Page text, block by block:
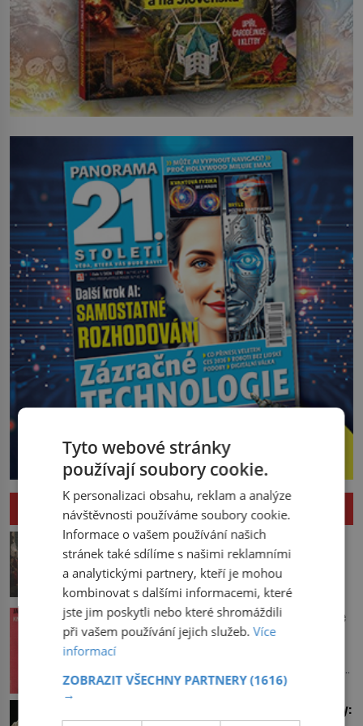
HISTORIE
Pád Maximiliena Robespierra: Zuřivého
jakobína nikdo nelitoval?
V horké letní noci trpí Robespierre
krutými bolestmi. Zmítá se na lůžku a
hlavou mu víří kolotoč myšlenek. Když
se probere z mdlob, vzpomene si na
jednu z pařížských jasnovidek, kterou
tragický osud. Tehdy se jí vysmál.
„Robespierre to dotáhne hodně daleko,“
francouzský revolucionář, Honoré de
Vařila prvorepubliková hospodyně podle
sandtnerek?
dneska vařit. Pracuje v rodině pana rady
a ten má mlsný jazýček. Zalistuje proto
„Zaplaťpánbůh, že už nemusíme chodit
Úchvatné tiáry britské královské rodiny:
Tyto webové stránky
používají soubory cookie.
K personalizaci obsahu, reklam a analýze
návštěvnosti používáme soubory cookie.
Informace o vašem používání našich
stránek také sdílíme s našimi reklamními
a analytickými partnery, kteří je mohou
kombinovat s dalšími informacemi, které
jste jim poskytli nebo které shromáždili
při vašem používání jejich služeb.Více
informací
ZOBRAZIT VŠECHNY PARTNERY(1616)
→